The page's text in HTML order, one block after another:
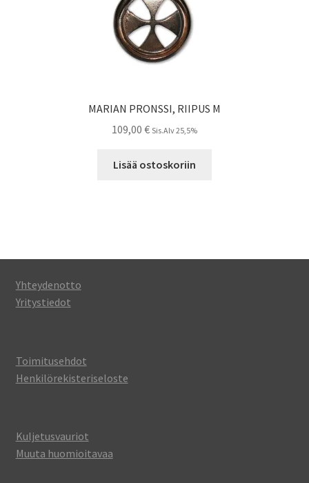
MARIAN PRONSSI, RIIPUS M
109,00 € Sis.Alv 25,5%
Lisää ostoskoriin
Yhteydenotto
Yritystiedot
Toimitusehdot
Henkilörekisteriseloste
Kuljetusvauriot
Muuta huomioitavaa